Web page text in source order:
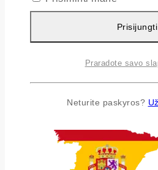
Airija
Prisijungti
Praradote savo
Neturite paskyros?